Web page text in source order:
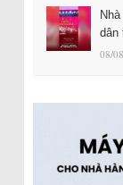
dân
08/